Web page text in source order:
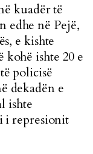
kuadër të
edhe në Pejë,
e kishte
ishte 20 e
policisë
dekadën e
ishte
i represionit